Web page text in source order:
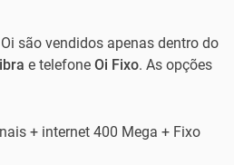
são vendidos apenas dentro do
e telefone Oi Fixo. As opções
+ internet 400 Mega + Fixo